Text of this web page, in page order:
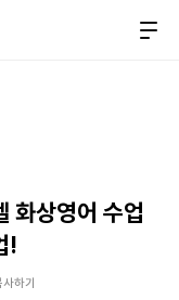
화상영어 수업
!
사하기